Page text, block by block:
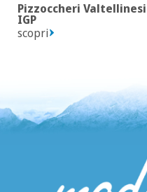
Pizzoccheri Valtellinesi
IGP
scopri